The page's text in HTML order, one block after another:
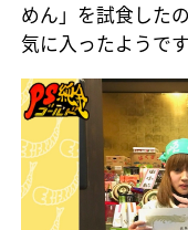
めん」を試食した
気に入ったようです